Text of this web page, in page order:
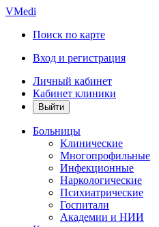
VMedi
Поиск по карте
Вход и регистрация
Личный кабинет
Кабинет клиники
Больницы
Клинические
Многопрофильные
Инфекционные
Наркологические
Психиатрические
Госпитали
Академии и НИИ